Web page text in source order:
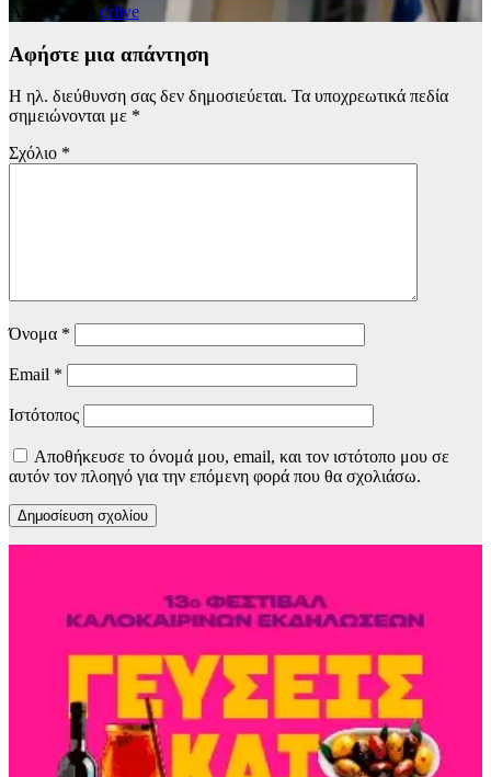
Αυγ 5, 2026 drlive
Αφήστε μια απάντηση
Η ηλ. διεύθυνση σας δεν δημοσιεύεται. Τα υποχρεωτικά πεδία
σημειώνονται με *
Σχόλιο *
Όνομα *
Email *
Ιστότοπος
Αποθήκευσε το όνομά μου, email, και τον ιστότοπο μου σε
αυτόν τον πλοηγό για την επόμενη φορά που θα σχολιάσω.